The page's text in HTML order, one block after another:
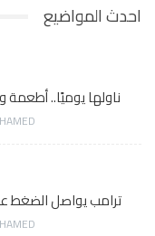
احدث المواضيع
ناولها يوميًا..
ترامب يواصل الضغط